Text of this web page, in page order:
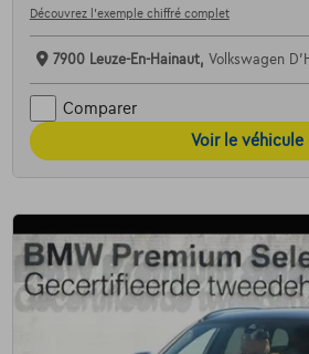
Découvrez l’exemple chiffré complet
7900 Leuze-En-Hainaut, Volkswagen
Comparer
Voir le véhicule